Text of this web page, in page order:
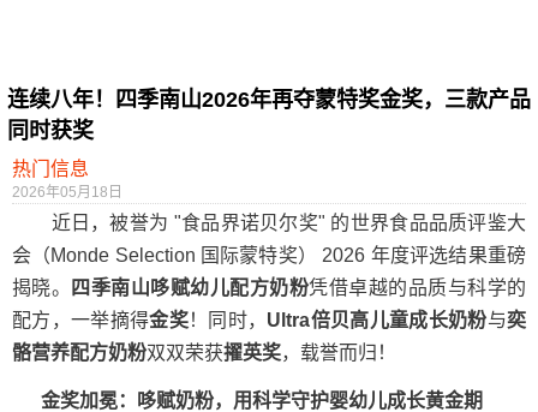
连续八年！四季南山2026年再夺蒙特奖金奖，三款产品
同时获奖
热门信息
2026年05月18日
近日，被誉为 "食品界诺贝尔奖" 的世界食品品质评鉴大
会（Monde Selection 国际蒙特奖） 2026 年度评选结果重磅
揭晓。
四季南山哆赋幼儿配方奶粉凭借卓越的品质与科学的
配方，一举摘得金奖！同时， Ultra倍贝高儿童成长奶粉与奕
骼营养配方奶粉双双荣获擢英奖，载誉而归！
金奖加冕：哆赋奶粉，用科学守护婴幼儿成长黄金期